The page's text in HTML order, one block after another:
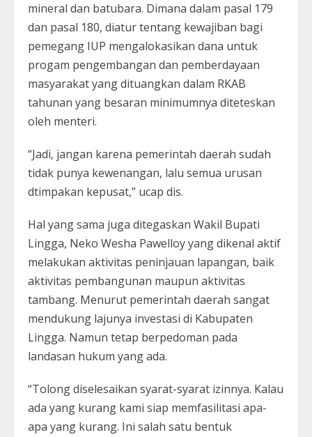
mineral dan batubara. Dimana dalam pasal 179
dan pasal 180, diatur tentang kewajiban bagi
pemegang IUP mengalokasikan dana untuk
progam pengembangan dan pemberdayaan
masyarakat yang dituangkan dalam RKAB
tahunan yang besaran minimumnya diteteskan
oleh menteri.
“Jadi, jangan karena pemerintah daerah sudah
tidak punya kewenangan, lalu semua urusan
dtimpakan kepusat,” ucap dis.
Hal yang sama juga ditegaskan Wakil Bupati
Lingga, Neko Wesha Pawelloy yang dikenal aktif
melakukan aktivitas peninjauan lapangan, baik
aktivitas pembangunan maupun aktivitas
tambang. Menurut pemerintah daerah sangat
mendukung lajunya investasi di Kabupaten
Lingga. Namun tetap berpedoman pada
landasan hukum yang ada.
“Tolong diselesaikan syarat-syarat izinnya. Kalau
ada yang kurang kami siap memfasilitasi apa-
apa yang kurang. Ini salah satu bentuk